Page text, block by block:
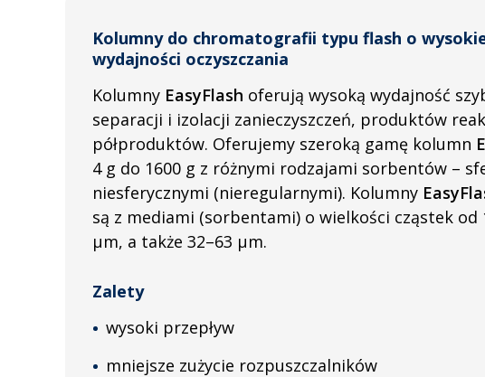
Kolumny do chromatografii typu flash o
wydajności oczyszczania
Kolumny EasyFlash oferują wysoką wydajność
separacji i izolacji zanieczyszczeń, produktów
półproduktów. Oferujemy szeroką gamę kolumn
4 g do 1600 g z różnymi rodzajami sorbentów –
niesferycznymi (nieregularnymi). Kolumny
są z mediami (sorbentami) o wielkości cząstek od
µm, a także 32–63 µm.
Zalety
wysoki przepływ
mniejsze zużycie rozpuszczalników